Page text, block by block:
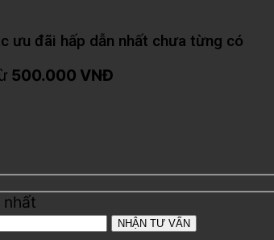
ưu đãi hấp dẫn nhất chưa từng có
500.000 VNĐ